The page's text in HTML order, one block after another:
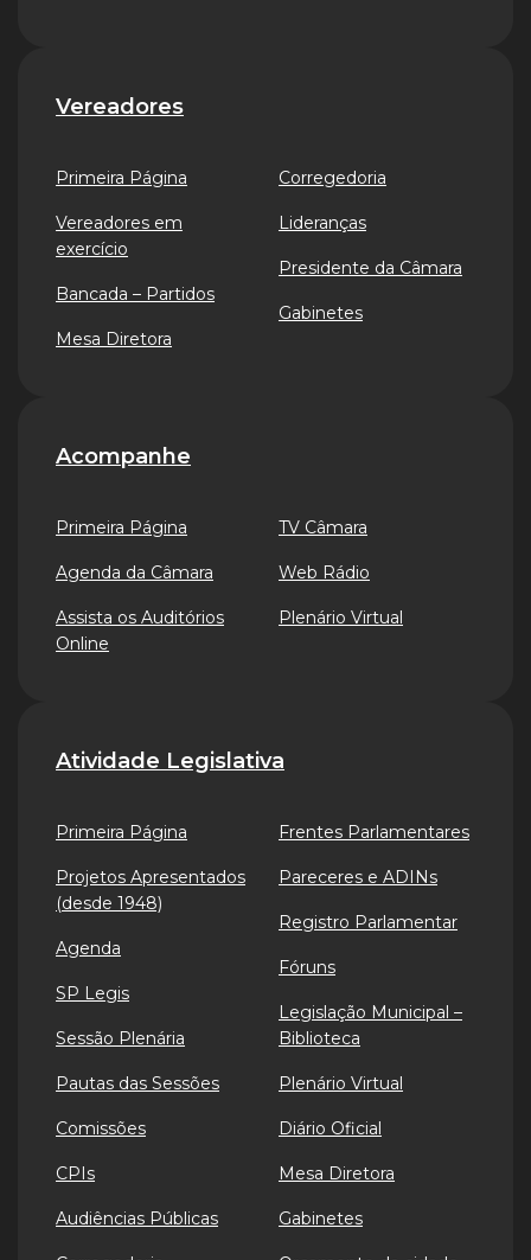
Vereadores
Primeira Página
Vereadores em
exercício
Bancada – Partidos
Mesa Diretora
Corregedoria
Lideranças
Presidente da Câmara
Gabinetes
Acompanhe
Primeira Página
Agenda da Câmara
Assista os Auditórios
Online
TV Câmara
Web Rádio
Plenário Virtual
Atividade Legislativa
Primeira Página
Projetos Apresentados
(desde 1948)
Agenda
SP Legis
Sessão Plenária
Pautas das Sessões
Comissões
CPIs
Audiências Públicas
Frentes Parlamentares
Pareceres e ADINs
Registro Parlamentar
Fóruns
Legislação Municipal –
Biblioteca
Plenário Virtual
Diário Oficial
Mesa Diretora
Gabinetes